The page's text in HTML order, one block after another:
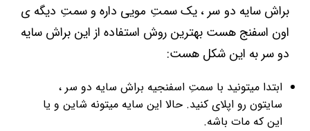
براش سایه دو سر ، یک سمتِ مویی داره و سمتِ دیگه ی
اون اسفنج هست بهترین روش استفاده از این براش سایه
دو سر به این شکل هست:
ابتدا میتونید با سمتِ اسفنجیه براش سایه دو سر ،
سایتون رو اپلای کنید. حالا این سایه میتونه شاین و یا
این که مات باشه.